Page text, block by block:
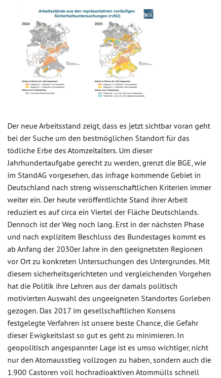
Der neue Arbeitsstand zeigt, dass es jetzt sichtbar voran geht
bei der Suche um den bestmöglichen Standort für das
tödliche Erbe des Atomzeitalters. Um dieser
Jahrhundertaufgabe gerecht zu werden, grenzt die BGE, wie
im StandAG vorgesehen, das infrage kommende Gebiet in
Deutschland nach streng wissenschaftlichen Kriterien immer
weiter ein. Der heute veröffentlichte Stand ihrer Arbeit
reduziert es auf circa ein Viertel der Fläche Deutschlands.
Dennoch ist der Weg noch lang. Erst in der nächsten Phase
und nach explizitem Beschluss des Bundestages kommt es
ab Anfang der 2030er Jahre in den geeignetsten Regionen
vor Ort zu konkreten Untersuchungen des Untergrundes. Mit
diesem sicherheitsgerichteten und vergleichenden Vorgehen
hat die Politik ihre Lehren aus der damals politisch
motivierten Auswahl des ungeeigneten Standortes Gorleben
gezogen. Das 2017 im gesellschaftlichen Konsens
festgelegte Verfahren ist unsere beste Chance, die Gefahr
dieser Ewigkeitslast so gut es geht zu minimieren. In
geopolitisch angespannter Lage ist es umso wichtiger, nicht
nur den Atomausstieg vollzogen zu haben, sondern auch die
1.900 Castoren voll hochradioaktiven Atommülls schnell